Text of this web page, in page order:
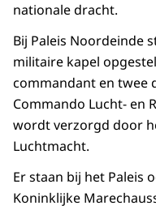
nationale dracht.
Bij Paleis Noordeinde
militaire kapel
commandant en twee
Commando Lucht- en
wordt verzorgd door
Luchtmacht.
Er staan bij het Paleis
Koninklijke